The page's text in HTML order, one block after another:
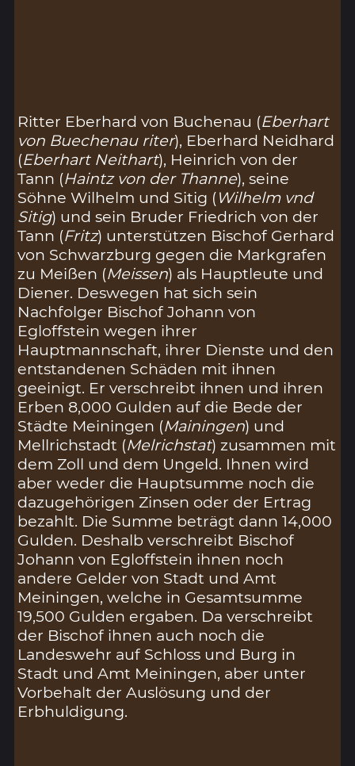
Ritter Eberhard von Buchenau (Eberhart
von Buechenau riter), Eberhard Neidhard
(Eberhart Neithart), Heinrich von der
Tann (Haintz von der Thanne), seine
Söhne Wilhelm und Sitig (Wilhelm vnd
Sitig) und sein Bruder Friedrich von der
Tann (Fritz) unterstützen Bischof Gerhard
von Schwarzburg gegen die Markgrafen
zu Meißen (Meissen) als Hauptleute und
Diener. Deswegen hat sich sein
Nachfolger Bischof Johann von
Egloffstein wegen ihrer
Hauptmannschaft, ihrer Dienste und den
entstandenen Schäden mit ihnen
geeinigt. Er verschreibt ihnen und ihren
Erben 8,000 Gulden auf die Bede der
Städte Meiningen (Mainingen) und
Mellrichstadt (Melrichstat) zusammen mit
dem Zoll und dem Ungeld. Ihnen wird
aber weder die Hauptsumme noch die
dazugehörigen Zinsen oder der Ertrag
bezahlt. Die Summe beträgt dann 14,000
Gulden. Deshalb verschreibt Bischof
Johann von Egloffstein ihnen noch
andere Gelder von Stadt und Amt
Meiningen, welche in Gesamtsumme
19,500 Gulden ergaben. Da verschreibt
der Bischof ihnen auch noch die
Landeswehr auf Schloss und Burg in
Stadt und Amt Meiningen, aber unter
Vorbehalt der Auslösung und der
Erbhuldigung.